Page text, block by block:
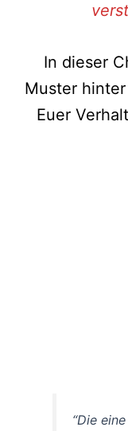
In dieser
Muster
Euer
“Die